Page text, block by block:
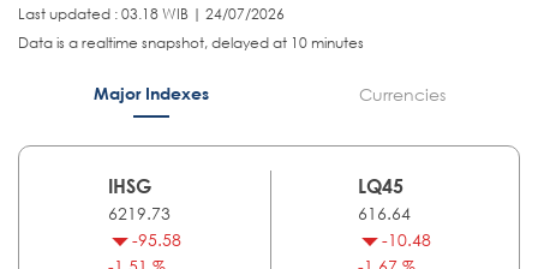
Last updated : 03.18 WIB | 24/07/2026
Data is a realtime snapshot, delayed at 10 minutes
Major Indexes Currencies
IHSG
6219.73
-95.58
LQ45
616.64
-10.48